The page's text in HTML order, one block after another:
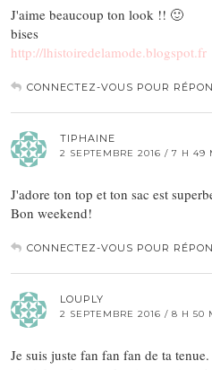
J'aime beaucoup ton look !! 🙂
bises
http://lhistoiredelamode.blogspot.fr
CONNECTEZ-VOUS POUR
TIPHAINE
2 SEPTEMBRE 2016 / 7 H 49
J'adore ton top et ton sac est
Bon weekend!
CONNECTEZ-VOUS POUR
LOUPLY
2 SEPTEMBRE 2016 / 8 H 50
Je suis juste fan fan fan de ta